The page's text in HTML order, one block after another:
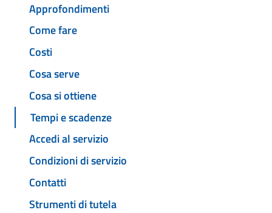
Approfondimenti
Come fare
Costi
Cosa serve
Cosa si ottiene
Tempi e scadenze
Accedi al servizio
Condizioni di servizio
Contatti
Strumenti di tutela